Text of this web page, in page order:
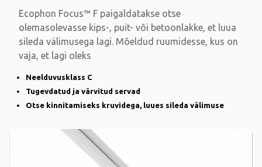
Ecophon Focus™ F paigaldatakse otse
olemasolevasse kips-, puit- või betoonlakke, et luua
sileda välimusega lagi. Mõeldud ruumidesse, kus on
vaja, et lagi oleks
Neelduvusklass C
Tugevdatud ja värvitud servad
Otse kinnitamiseks kruvidega, luues sileda välimuse